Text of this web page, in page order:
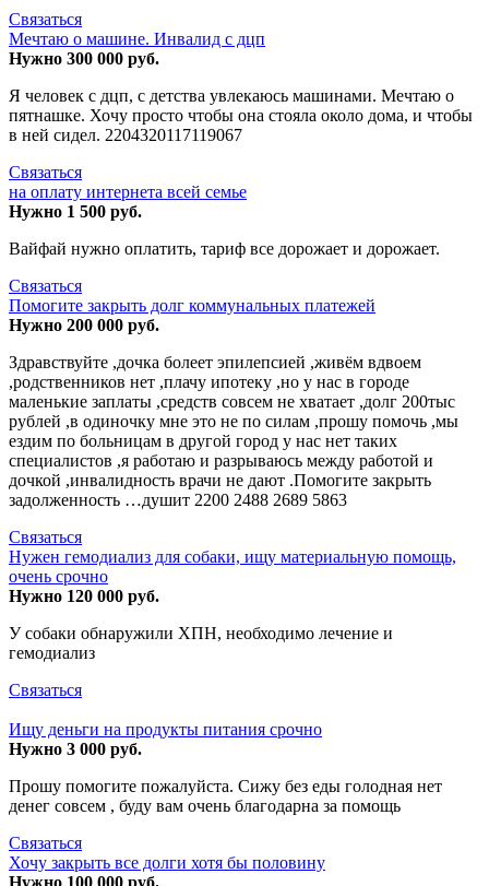
Связаться
Мечтаю о машине. Инвалид с дцп
Нужно 300 000 руб.
Я человек с дцп, с детства увлекаюсь машинами. Мечтаю о
пятнашке. Хочу просто чтобы она стояла около дома, и чтобы
в ней сидел. 2204320117119067
Связаться
на оплату интернета всей семье
Нужно 1 500 руб.
Вайфай нужно оплатить, тариф все дорожает и дорожает.
Связаться
Помогите закрыть долг коммунальных платежей
Нужно 200 000 руб.
Здравствуйте ,дочка болеет эпилепсией ,живём вдвоем
,родственников нет ,плачу ипотеку ,но у нас в городе
маленькие заплаты ,средств совсем не хватает ,долг 200тыс
рублей ,в одиночку мне это не по силам ,прошу помочь ,мы
ездим по больницам в другой город у нас нет таких
специалистов ,я работаю и разрываюсь между работой и
дочкой ,инвалидность врачи не дают .Помогите закрыть
задолженность …душит 2200 2488 2689 5863
Связаться
Нужен гемодиализ для собаки, ищу материальную помощь,
очень срочно
Нужно 120 000 руб.
У собаки обнаружили ХПН, необходимо лечение и
гемодиализ
Связаться
Ищу деньги на продукты питания срочно
Нужно 3 000 руб.
Прошу помогите пожалуйста. Сижу без еды голодная нет
денег совсем , буду вам очень благодарна за помощь
Связаться
Хочу закрыть все долги хотя бы половину
Нужно 100 000 руб.